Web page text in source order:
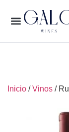
Inicio /Vinos /